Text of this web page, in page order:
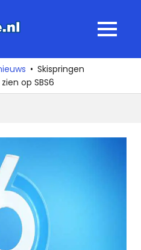
MENU
Skispringen
op SBS6